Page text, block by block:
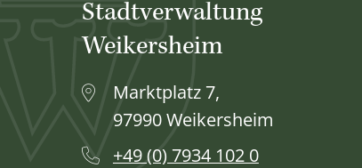
Stadtverwaltung
Weikersheim
Marktplatz 7,
97990 Weikersheim
+49 (0) 7934 102 0